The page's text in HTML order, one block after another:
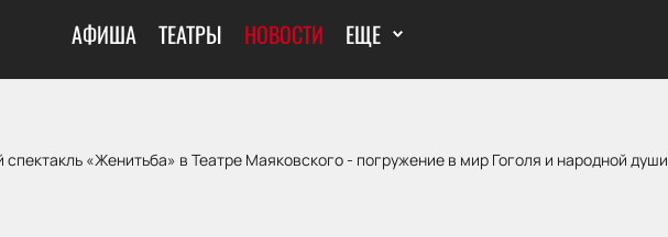
АФИША ТЕАТРЫ НОВОСТИ ЕЩЕ
спектакль «Женитьба» в Театре Маяковского - погружение в мир Гоголя и народной души